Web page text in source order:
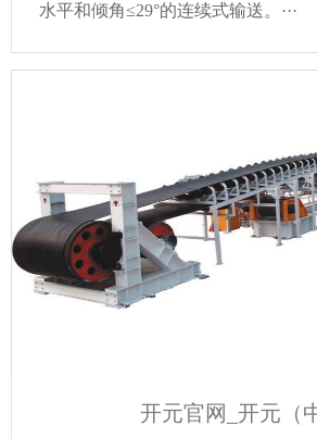
水平和倾角≤29°的连续式输送。···
开元官网_开元（